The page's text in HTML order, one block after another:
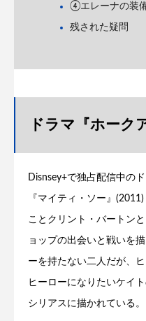
④エレーナの装
残された疑問
ドラマ『ホーク
Disnsey+で独占配信中の
『マイティ・ソー』
ことクリント・バートン
ョップの出会いと戦いを
ーを持たない二人だが、
ヒーローになりたいケイ
シリアスに描かれている。